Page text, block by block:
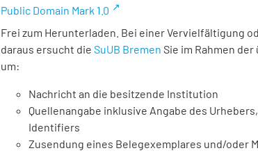
Public Domain Mark 1.0
Frei zum Herunterladen. Bei einer Vervielfältigung
daraus ersucht die SuUB Bremen Sie im Rahmen
um:
Nachricht an die besitzende Institution
Quellenangabe inklusive Angabe des
Identifiers
Zusendung eines Belegexemplares und/oder